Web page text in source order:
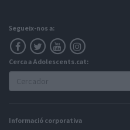
Segueix-nos a:
Cerca a Adolescents.cat:
Informació corporativa